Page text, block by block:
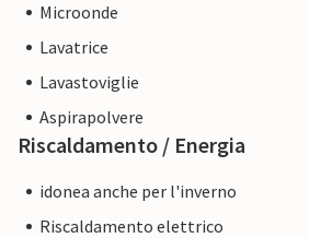
Microonde
Lavatrice
Lavastoviglie
Aspirapolvere
Riscaldamento / Energia
idonea anche per l'inverno
Riscaldamento elettrico